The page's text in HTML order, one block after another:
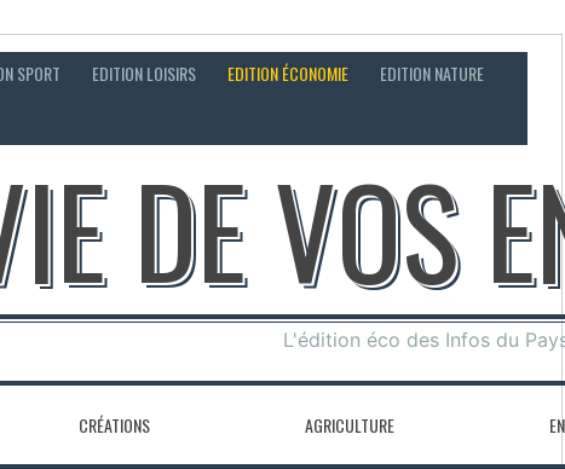
SPORT EDITION LOISIRS EDITION ÉCONOMIE
EDITION NATURE
DE VOS
L'édition éco des Infos du
CRÉATIONS AGRICULTURE